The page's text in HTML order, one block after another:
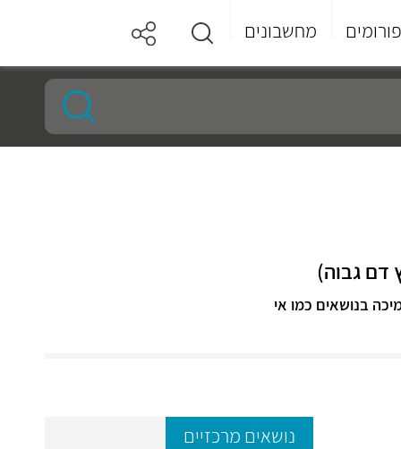
פורומים מחשבונים
דם גבוה)
בנושאים כמו אי
נושאים מרכזיים